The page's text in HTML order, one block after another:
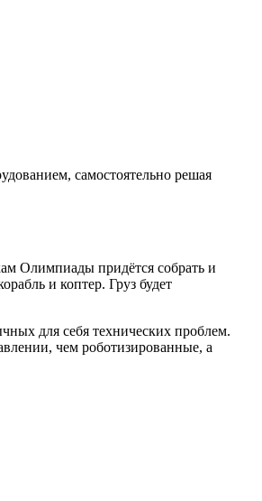
самостоятельно решая
Олимпиады придётся собрать и
и коптер. Груз будет
для себя технических проблем.
чем роботизированные, а